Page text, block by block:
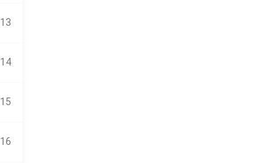
13
14
15
16